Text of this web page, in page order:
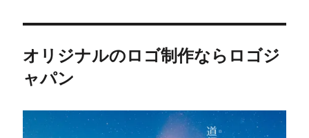
オリジナルのロゴ制作ならロゴジ
ャパン